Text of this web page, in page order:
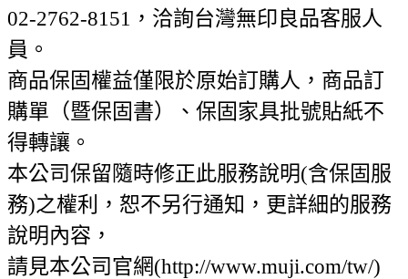
02-2762-8151，洽詢台灣無印良品客服人
員。
商品保固權益僅限於原始訂購人，商品訂
購單（暨保固書）、保固家具批號貼紙不
得轉讓。
本公司保留隨時修正此服務說明(含保固服
務)之權利，恕不另行通知，更詳細的服務
說明內容，
請見本公司官網(http://www.muji.com/tw/)